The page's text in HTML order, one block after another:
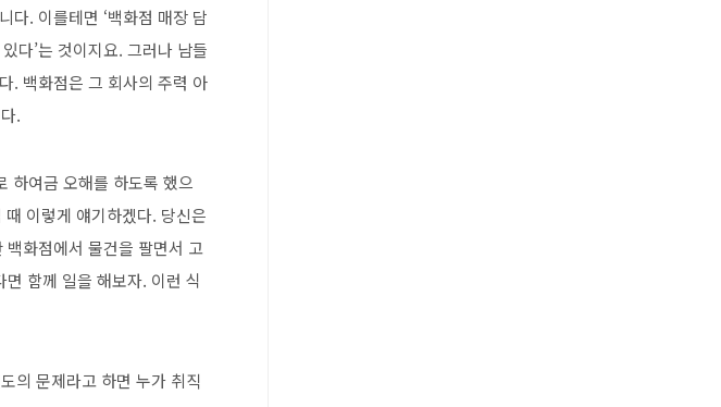
다. 이를테면 ‘백화점 매장 담
다’는 것이지요. 그러나 남들
. 백화점은 그 회사의 주력 아
.
하여금 오해를 하도록 했으
이렇게 얘기하겠다. 당신은
화점에서 물건을 팔면서 고
함께 일을 해보자. 이런 식
의 문제라고 하면 누가 취직